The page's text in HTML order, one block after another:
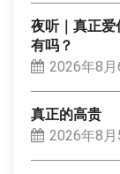
夜听｜真正
有吗？
2026年8月
真正的高贵
2026年8月